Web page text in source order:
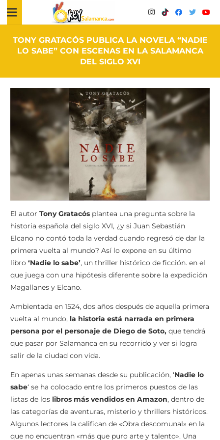
TONY GRATACÓS PUBLICA LA NOVELA “NADIE
LO SABE” CON ESCENAS EN LA SALAMANCA
DEL SIGLO XVI
El autor Tony Gratacós plantea una pregunta sobre la
historia española del siglo XVI, ¿y si Juan Sebastián
Elcano no contó toda la verdad cuando regresó de dar la
primera vuelta al mundo? Así lo expone en su último
libro ‘Nadie lo sabe’, un thriller histórico de ficción. en el
que juega con una hipótesis diferente sobre la expedición
Magallanes y Elcano.
Ambientada en 1524, dos años después de aquella primera
vuelta al mundo, la historia está narrada en primera
persona por el personaje de Diego de Soto, que tendrá
que pasar por Salamanca en su recorrido y ver si logra
salir de la ciudad con vida.
En apenas unas semanas desde su publicación, ‘Nadie lo
sabe‘ se ha colocado entre los primeros puestos de las
listas de los libros más vendidos en Amazon, dentro de
las categorías de aventuras, misterio y thrillers históricos.
Algunos lectores la califican de «Obra descomunal» en la
que no encuentran «más que puro arte y talento». Una